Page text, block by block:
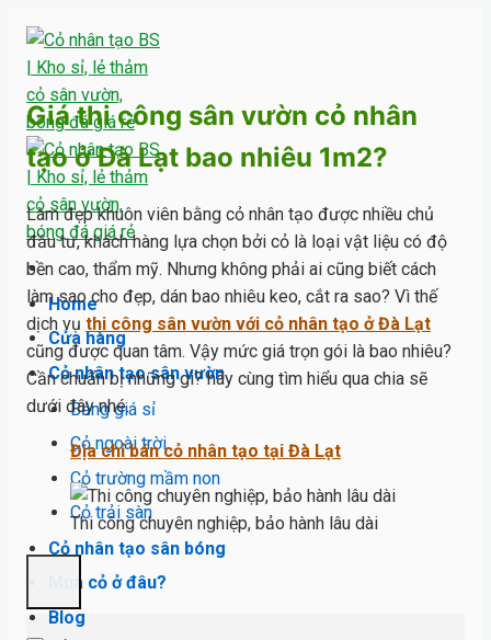
Skip
to
content
Home
Cửa hàng
Cỏ nhân tạo sân vườn
Bảng giá sỉ
Cỏ ngoài trời
Cỏ trường mầm non
Cỏ trải sàn
Cỏ nhân tạo sân bóng
Mua cỏ ở đâu?
Blog
Giá thi công sân vườn cỏ nhân
tạo ở Đà Lạt bao nhiêu 1m2?
Làm đẹp khuôn viên bằng cỏ nhân tạo được nhiều chủ
đầu tư, khách hàng lựa chọn bởi cỏ là loại vật liệu có độ
bền cao, thẩm mỹ. Nhưng không phải ai cũng biết cách
làm sao cho đẹp, dán bao nhiêu keo, cắt ra sao? Vì thế
dịch vụ thi công sân vườn với cỏ nhân tạo ở Đà Lạt
cũng được quan tâm. Vậy mức giá trọn gói là bao nhiêu?
Cần chuẩn bị những gì? hãy cùng tìm hiểu qua chia sẽ
dưới đây nhé.
Địa chỉ bán cỏ nhân tạo tại Đà Lạt
Thi công chuyên nghiệp, bảo hành lâu dài